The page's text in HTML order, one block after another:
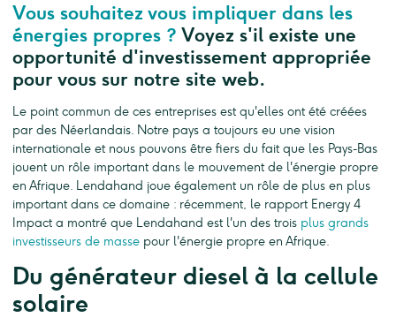
Vous souhaitez vous impliquer dans les
énergies propres ? Voyez s'il existe une
opportunité d'investissement appropriée
pour vous sur notre site web.
Le point commun de ces entreprises est qu'elles ont été créées
par des Néerlandais. Notre pays a toujours eu une vision
internationale et nous pouvons être fiers du fait que les Pays-Bas
jouent un rôle important dans le mouvement de l'énergie propre
en Afrique. Lendahand joue également un rôle de plus en plus
important dans ce domaine : récemment, le rapport Energy 4
Impact a montré que Lendahand est l'un des trois plus grands
investisseurs de masse pour l'énergie propre en Afrique.
Du générateur diesel à la cellule
solaire